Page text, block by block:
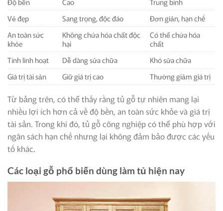
Vẻ đẹp
Sang trọng, độc đáo
Đơn giản, hạn chế
An toàn sức
khỏe
Không chứa hóa chất độc
hại
Có thể chứa hóa
chất
Tính linh hoạt
Dễ dàng sửa chữa
Khó sửa chữa
Giá trị tài sản
Giữ giá trị cao Thường giảm giá trị
Từ bảng trên, có thể thấy rằng tủ gỗ tự nhiên mang lại
nhiều lợi ích hơn cả về độ bền, an toàn sức khỏe và giá trị
tài sản. Trong khi đó, tủ gỗ công nghiệp có thể phù hợp với
ngân sách hạn chế nhưng lại không đảm bảo được các yếu
tố khác.
Các loại gỗ phổ biến dùng làm tủ hiện nay